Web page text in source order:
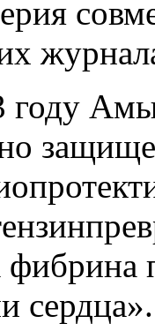
году
фибрина